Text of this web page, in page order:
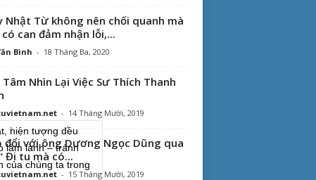
Nhật Từ không nên chối quanh mà
can đảm nhận lỗi,...
Bình - 18 Tháng Ba, 2020
Tâm Nhìn Lại Việc Sư Thích Thanh
- 14 Tháng Mười, 2019
đổi với ông Dương Ngọc Dũng qua
Đi tu mà có...
- 15 Tháng Mười, 2019